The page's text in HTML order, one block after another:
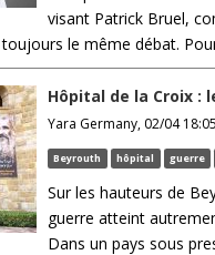
visant Patrick Bruel,
le même débat.
Hôpital de la Croix :
Yara Germany, 02/04
Beyrouth hôpital guerre
Sur les hauteurs de
guerre atteint
Dans un pays sous